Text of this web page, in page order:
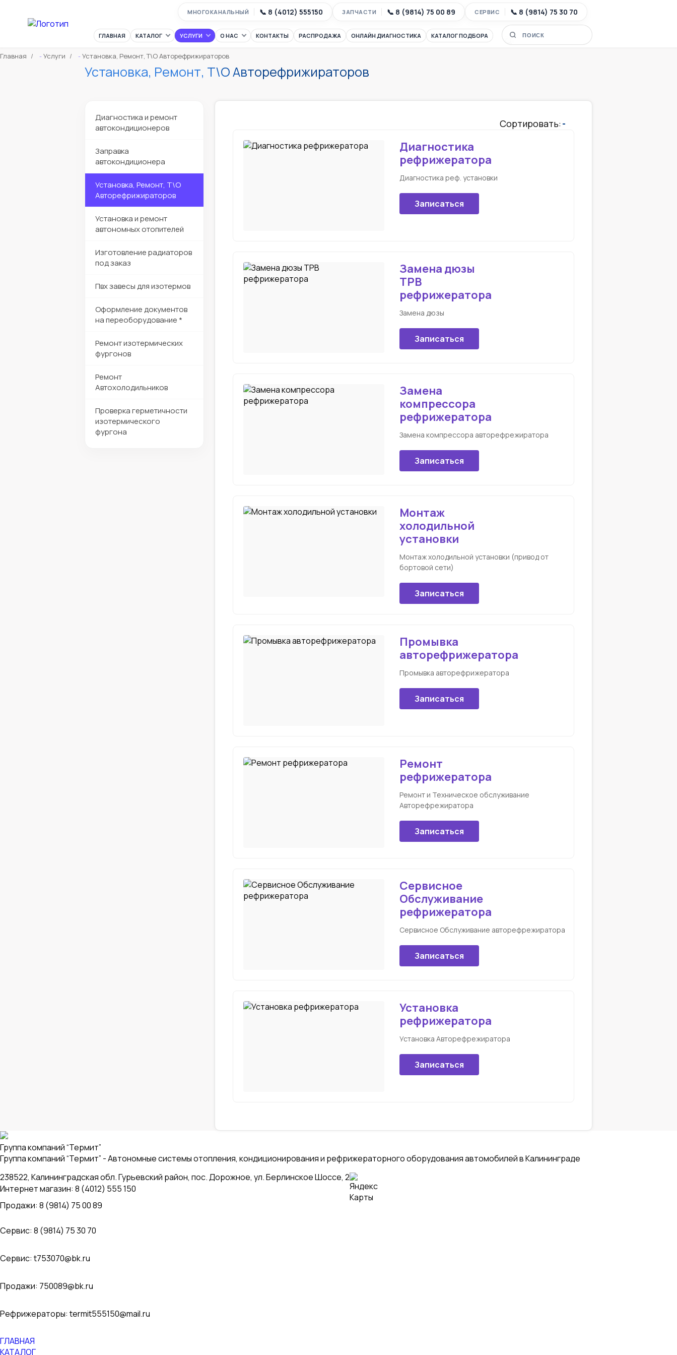
МНОГОКАНАЛЬНЫЙ 📞 8 (4012) 555150 ЗАПЧАСТИ 📞 8 (9814) 75 00 89 СЕРВИС 📞 8 (9814) 75 30 70
ГЛАВНАЯ КАТАЛОГ УСЛУГИ О НАС КОНТАКТЫ РАСПРОДАЖА ОНЛАЙН ДИАГНОСТИКА КАТАЛОГ ПОДБОРА
Главная Услуги Установка, Ремонт, Т\О Авторефрижираторов
Установка, Ремонт, Т\О Авторефрижираторов
Диагностика и ремонт
автокондиционеров
Заправка
автокондиционера
Установка, Ремонт, Т\О
Авторефрижираторов
Установка и ремонт
автономных отопителей
Изготовление радиаторов
под заказ
Пвх завесы для изотермов
Оформление документов
на переоборудование *
Ремонт изотермических
фургонов
Ремонт
Автохолодильников
Проверка герметичности
изотермического
фургона
Сортировать:-
Диагностика
рефрижератора
Диагностика реф. установки
Записаться
Замена дюзы
ТРВ
рефрижератора
Замена дюзы
Записаться
Замена
компрессора
рефрижератора
Замена компрессора авторефрежиратора
Записаться
Монтаж
холодильной
установки
Монтаж холодильной установки (привод от
бортовой сети)
Записаться
Промывка
авторефрижератора
Промывка авторефрижератора
Записаться
Ремонт
рефрижератора
Ремонт и Техническое обслуживание
Авторефрежиратора
Записаться
Сервисное
Обслуживание
рефрижератора
Сервисное Обслуживание авторефрежиратора
Записаться
Установка
рефрижератора
Установка Авторефрежиратора
Записаться
Группа компаний “Термит”
Группа компаний “Термит” - Автономные системы отопления, кондиционирования и рефрижераторного оборудования автомобилей в Калининграде
238522, Калининградская обл. Гурьевский район, пос. Дорожное, ул. Берлинское Шоссе, 2
Интернет магазин: 8 (4012) 555 150
Продажи: 8 (9814) 75 00 89
Сервис: 8 (9814) 75 30 70
Сервис:t753070@bk.ru
Продажи: 750089@bk.ru
Рефрижераторы:termit555150@mail.ru
ГЛАВНАЯ
КАТАЛОГ